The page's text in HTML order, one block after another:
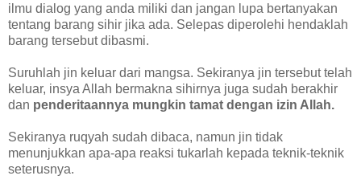
ilmu dialog yang anda miliki dan jangan lupa bertanyakan
tentang barang sihir jika ada. Selepas diperolehi hendaklah
barang tersebut dibasmi.
Suruhlah jin keluar dari mangsa. Sekiranya jin tersebut telah
keluar, insya Allah bermakna sihirnya juga sudah berakhir
dan penderitaannya mungkin tamat dengan izin Allah.
Sekiranya ruqyah sudah dibaca, namun jin tidak
menunjukkan apa-apa reaksi tukarlah kepada teknik-teknik
seterusnya.